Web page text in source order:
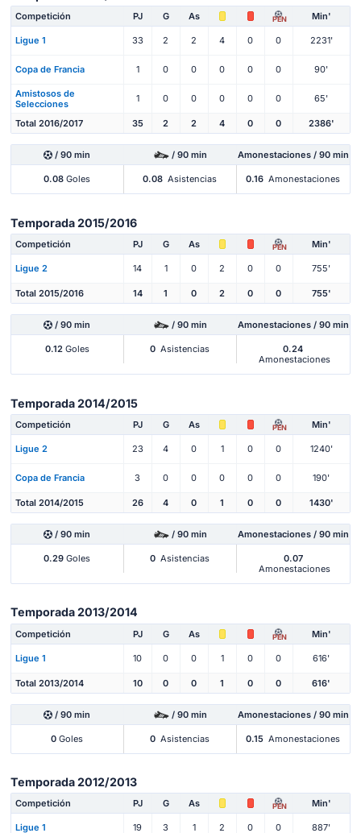
Competición PJ G As PEN Min'
Ligue 1 33 2 2 4 0 0 2231'
Copa de Francia 1 0 0 0 0 0 90'
Amistosos de
Selecciones
1 0 0 0 0 0 65'
Total 2016/2017 35 2 2 4 0 0 2386'
/ 90 min / 90 min Amonestaciones / 90 min
0.08 Goles 0.08 Asistencias 0.16 Amonestaciones
Temporada 2015/2016
Competición PJ G As PEN Min'
Ligue 2 14 1 0 2 0 0 755'
Total 2015/2016 14 1 0 2 0 0 755'
/ 90 min / 90 min Amonestaciones / 90 min
0.12Goles 0 Asistencias
0.24
Amonestaciones
Temporada 2014/2015
Competición PJ G As PEN Min'
Ligue 2 23 4 0 1 0 0 1240'
Copa de Francia 3 0 0 0 0 0 190'
Total 2014/2015 26 4 0 1 0 0 1430'
/ 90 min / 90 min Amonestaciones / 90 min
0.29 Goles 0 Asistencias
0.07
Amonestaciones
Temporada 2013/2014
Competición PJ G As PEN Min'
Ligue 1 10 0 0 1 0 0 616'
Total 2013/2014 10 0 0 1 0 0 616'
/ 90 min / 90 min Amonestaciones / 90 min
0 Goles 0 Asistencias 0.15 Amonestaciones
Temporada 2012/2013
Competición PJ G As PEN Min'
Ligue 1 19 3 1 2 0 0 887'